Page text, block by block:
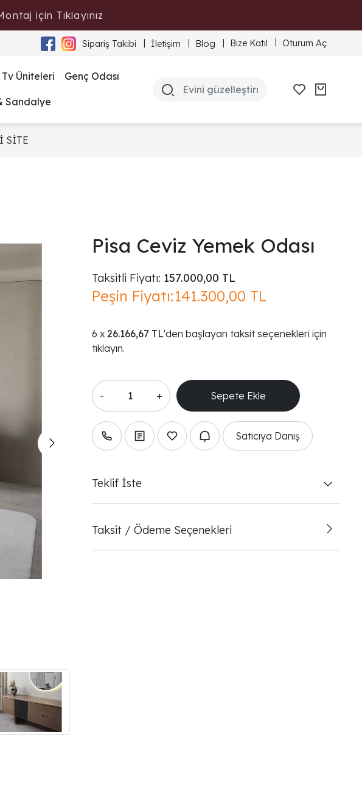
için Tıklayınız
Sipariş Takibi İletişim Blog Bize Katıl Oturum Aç
Tv Üniteleri Genç Odası
Sandalye
SİTE
Pisa Ceviz Yemek Odası
Taksitli Fiyatı: 157.000,00 TL
Peşin Fiyatı:141.300,00 TL
26.166,67 TL'den başlayan taksit seçenekleri için
tıklayın.
- +
Satıcıya Danış
Teklif İste
Taksit / Ödeme Seçenekleri